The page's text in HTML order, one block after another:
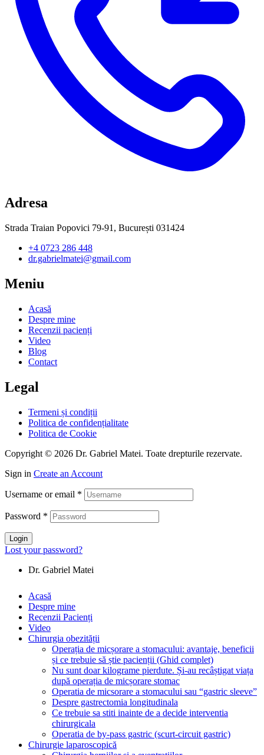
Adresa
Strada Traian Popovici 79-91, București 031424
+4 0723 286 448
dr.gabrielmatei@gmail.com
Meniu
Acasă
Despre mine
Recenzii pacienți
Video
Blog
Contact
Legal
Termeni și condiții
Politica de confidențialitate
Politica de Cookie
Copyright © 2026 Dr. Gabriel Matei. Toate drepturile rezervate.
Sign in Create an Account
Username or email *
Password *
Login
Lost your password?
Acasă
Despre mine
Recenzii Pacienți
Video
Chirurgia obezității
Operația de micșorare a stomacului: avantaje, beneficii
și ce trebuie să știe pacienții (Ghid complet)
Nu sunt doar kilograme pierdute. Și-au recâștigat viața
după operația de micșorare stomac
Operatia de micsorare a stomacului sau “gastric sleeve”
Despre gastrectomia longitudinala
Ce trebuie sa stiti inainte de a decide interventia
chirurgicala
Operatia de by-pass gastric (scurt-circuit gastric)
Chirurgie laparoscopică